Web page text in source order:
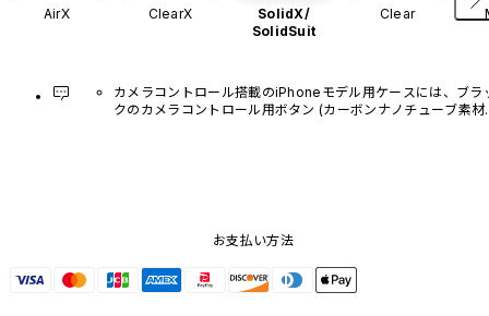
AirX ClearX
SolidX/
SolidSuit
Clear
カメラコントロール搭載のiPhoneモデル用ケースには、ブラ
クのカメラコントロール用ボタン (カーボンナノチューブ素材)
お支払い方法